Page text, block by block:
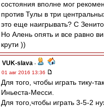
состояния вполне мог
против Тулы в три
это еще наигрывать? С
Но Алень опять и все равно
крути ))
VUK-slava -
01 авг 2016 13:36
Для того, чтобы играть тику-
Иньеста-Месси.
Для того,чтобы играть 3-5-2